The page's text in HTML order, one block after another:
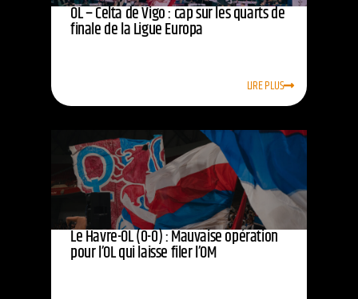
OL – Celta de Vigo : cap sur les quarts de
finale de la Ligue Europa
LIRE PLUS
Le Havre-OL (0-0) : Mauvaise opération
pour l’OL qui laisse filer l’OM